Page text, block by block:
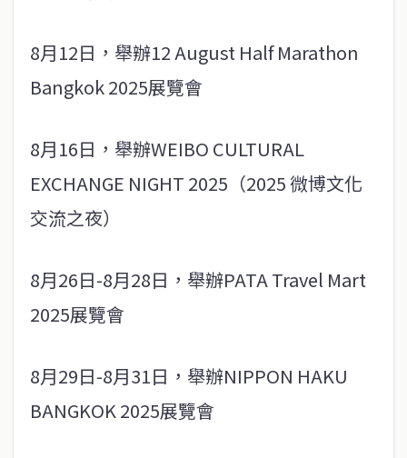
8月12日，舉辦12 August Half Marathon
Bangkok 2025展覽會
8月16日，舉辦WEIBO CULTURAL
EXCHANGE NIGHT 2025（2025 微博文化
交流之夜）
8月26日-8月28日，舉辦PATA Travel Mart
2025展覽會
8月29日-8月31日，舉辦NIPPON HAKU
BANGKOK 2025展覽會